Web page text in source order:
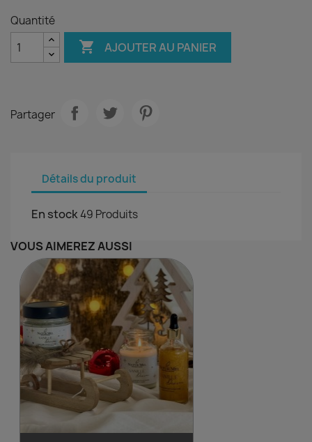
Quantité
 AJOUTER AU PANIER
Partager
Détails du produit
En stock49 Produits
VOUS AIMEREZ AUSSI